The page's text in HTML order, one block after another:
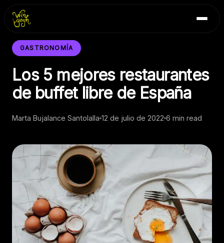
Inicio
Blog
Contacto
GASTRONOMÍA
Los 5 mejores restaurantes
de buffet libre de España
Marta Bujalance Santolalla 12 de julio de 2022 6 min read